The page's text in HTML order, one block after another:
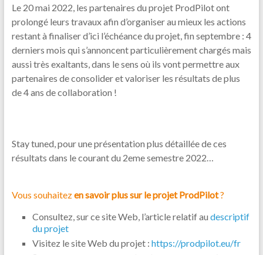
Le 20 mai 2022, les partenaires du projet ProdPilot ont
prolongé leurs travaux afin d’organiser au mieux les actions
restant à finaliser d’ici l’échéance du projet, fin septembre : 4
derniers mois qui s’annoncent particulièrement chargés mais
aussi très exaltants, dans le sens où ils vont permettre aux
partenaires de consolider et valoriser les résultats de plus
de 4 ans de collaboration !
Stay tuned, pour une présentation plus détaillée de ces
résultats dans le courant du 2eme semestre 2022…
Vous souhaitezen savoir plus sur le projet ProdPilot?
Consultez, sur ce site Web, l’article relatif au descriptif
du projet
Visitez le site Web du projet : https://prodpilot.eu/fr